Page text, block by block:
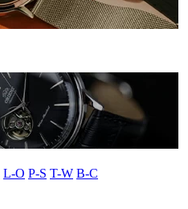
L-O P-S T-W В-С